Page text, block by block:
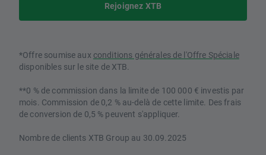
Rejoignez XTB
*Offre soumise aux conditions générales de l'Offre Spéciale
disponibles sur le site de XTB.
**0 % de commission dans la limite de 100 000 € investis par
mois. Commission de 0,2 % au-delà de cette limite. Des frais
de conversion de 0,5 % peuvent s'appliquer.
Nombre de clients XTB Group au 30.09.2025